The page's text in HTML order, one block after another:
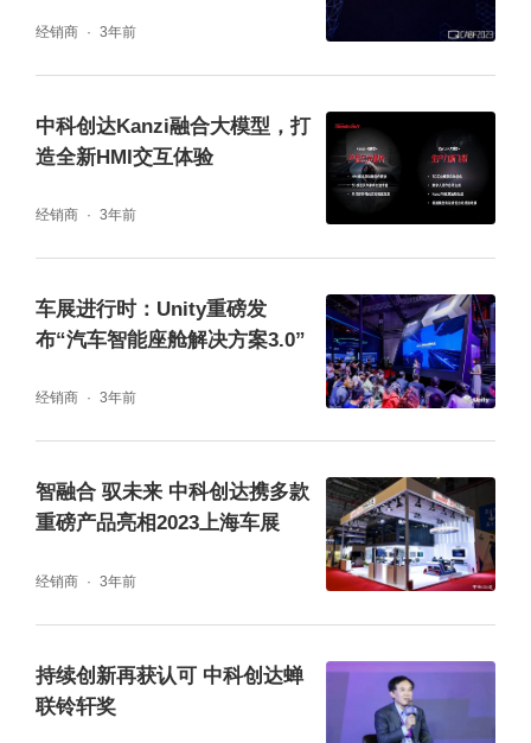
还具有专业的视觉技术团队，可为客户提供摄
像处理等的一站式交钥匙服务，或者根据客户
需求提供灵活多样的定制化方案服务，从而帮
助用户在提高产品质量的同时，提升研发效
型中。
中科创达作为全球领先的智能操作系统产品和
技术提供商，基于在智能汽车领域的深厚积
累，积极布局智能驾驶赛道并在智能视觉领域
实现了“域控级视觉产品及解决方案”行业第一
的位置。其智能视觉产品线SmartDrive已覆盖
舱内视觉（FaceID、DMS、OMS）、环向视
觉（AVM、RVC）和前后向视觉（SmartDV
R、Dashcam 、InfoADAS）等全场景视觉应
经销商 3年前
中科创达Kanzi融合大模型，打
造全新HMI交互体验
经销商 3年前
车展进行时：Unity重磅发
布“汽车智能座舱解决方案3.0”
经销商 3年前
智融合 驭未来 中科创达携多款
重磅产品亮相2023上海车展
经销商 3年前
持续创新再获认可 中科创达蝉
联铃轩奖